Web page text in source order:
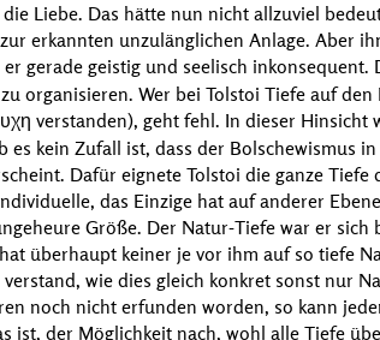
Liebe. Das hätte nun nicht allzuviel
erkannten unzulänglichen Anlage. Aber
gerade geistig und seelisch
organisieren. Wer bei Tolstoi Tiefe auf den
verstanden), geht fehl. In dieser Hinsicht
kein Zufall ist, dass der Bolschewismus
Dafür eignete Tolstoi die ganze Tiefe
das Einzige hat auf anderer
Größe. Der Natur-Tiefe war er sich
überhaupt keiner je vor ihm auf so tiefe
wie dies gleich konkret sonst nur
noch nicht erfunden worden, so kann
ist, der Möglichkeit nach, wohl alle Tiefe